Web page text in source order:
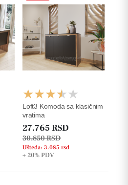
Loft3 Komoda sa klasičnim
vratima
27.765 RSD
30.850 RSD
Ušteda: 3.085 rsd
+ 20%PDV